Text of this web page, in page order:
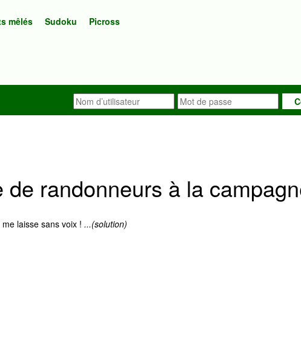
mêlés Sudoku Picross
randonneurs à la
laisse sans voix ! ...(solution)